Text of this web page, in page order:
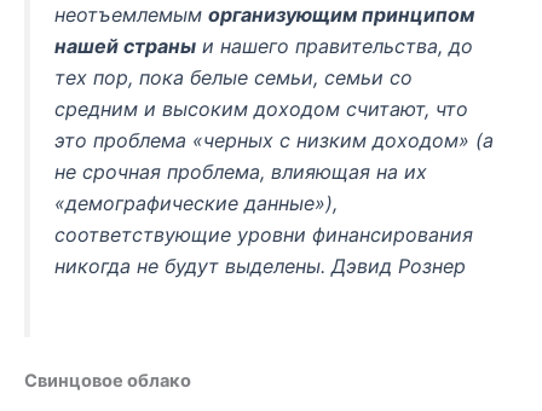
неотъемлемым организующим принципом
нашей страны и нашего правительства, до
тех пор, пока белые семьи, семьи со
средним и высоким доходом считают, что
это проблема «черных с низким доходом» (а
не срочная проблема, влияющая на их
«демографические данные»),
соответствующие уровни финансирования
никогда не будут выделены. Дэвид Рознер
Свинцовое облако